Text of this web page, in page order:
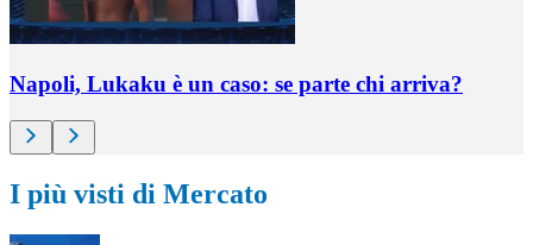
Napoli, Lukaku è un caso: se parte chi arriva?
I più visti di Mercato